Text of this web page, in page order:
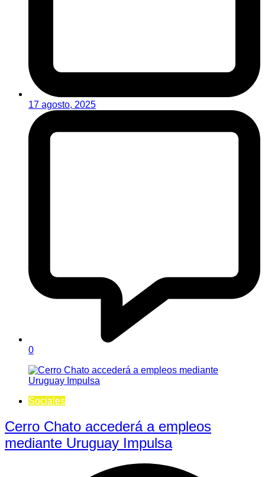
17 agosto, 2025
0
Sociales
Cerro Chato accederá a empleos
mediante Uruguay Impulsa